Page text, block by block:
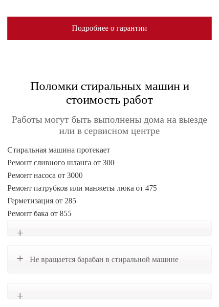
Подробнее о гарантии
Поломки стиральных машин и
стоимость работ
Работы могут быть выполнены дома на выезде
или в сервисном центре
Стиральная машина протекает
Ремонт сливного шланга от 300
Ремонт насоса от 3000
Ремонт патрубков или манжеты люка от 475
Герметизация от 285
Ремонт бака от 855
Не вращается барабан в стиральной машине